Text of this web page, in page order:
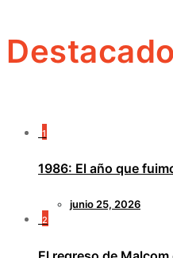
1
1986: El año que
junio 25, 2026
2